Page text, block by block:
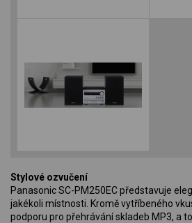
Stylové ozvučení
Panasonic SC-PM250EC představuje
jakékoli místnosti. Kromě vytříbeného
podporu pro přehrávání skladeb MP3, a